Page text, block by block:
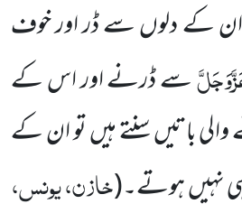
کے دلوں سے ڈر اور خوف
سے ڈرنے اور اس کے
باتیں سنتے ہیں تو ان کے
نہیں ہوتے۔(خازن، یونس،